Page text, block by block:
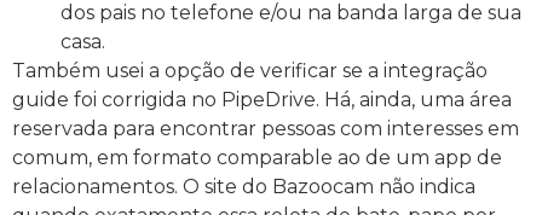
dos pais no telefone e/ou na banda larga de sua
casa.
Também usei a opção de verificar se a integração
guide foi corrigida no PipeDrive. Há, ainda, uma área
reservada para encontrar pessoas com interesses em
comum, em formato comparable ao de um app de
relacionamentos. O site do Bazoocam não indica